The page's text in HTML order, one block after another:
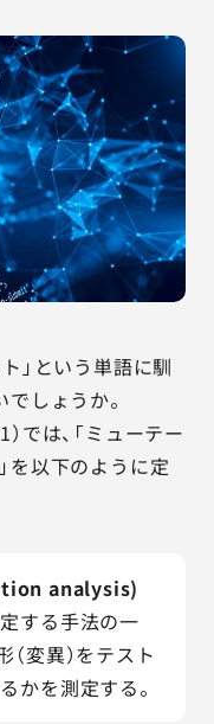
」という単語に馴
しょうか。
では、「ミューテー
以下のように定
analysis)
する手法の一
変異）をテスト
かを測定する。